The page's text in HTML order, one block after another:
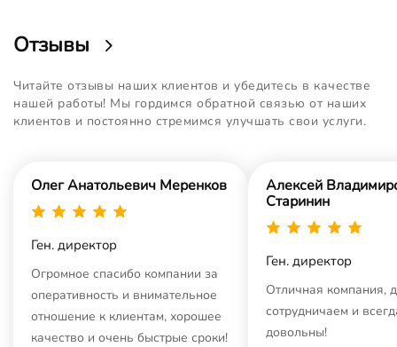
Отзывы
Читайте отзывы наших клиентов и убедитесь в качестве
нашей работы! Мы гордимся обратной связью от наших
клиентов и постоянно стремимся улучшать свои услуги.
Олег Анатольевич Меренков
Ген. директор
Огромное спасибо компании за
оперативность и внимательное
отношение к клиентам, хорошее
качество и очень быстрые сроки!
Алексей
Старинин
Ген. директор
Отличная компания,
сотрудничаем и
довольны!